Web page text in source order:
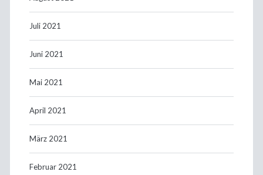
Juli 2021
Juni 2021
Mai 2021
April 2021
März 2021
Februar 2021